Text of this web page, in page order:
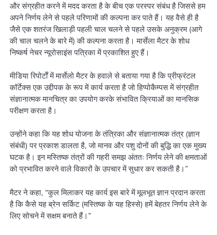
और संग्रहीत करने में मदद करता है के बीच एक परस्पर संबंध है जिससे हम
अपने निर्णय लेने से पहले परिणामों की कल्पना कर पाते हैं। यह वैसे ही है
जैसे एक शतरंज खिलाड़ी पहली चाल चलने से पहले उसके अनुक्रम (आगे
की चाल चलने के बारे में) की कल्पना करता है। मार्सेला मैटर के शोध
निष्कर्ष नेचर न्यूरोसाइंस पत्रिका में प्रकाशित हुए हैं।
मीडिया रिपोर्टों में मार्सेलो मैटर के हवाले से बताया गया है कि प्रीफ्रंटल
कॉर्टेक्स एक उद्दीपक के रूप में कार्य करता है जो हिप्पोकैम्पस में संग्रहीत
संज्ञानात्मक मानचित्र का उपयोग करके संभावित क्रियाओं का मानसिक
परीक्षण करता है।
उन्होंने कहा कि यह शोध योजना के तंत्रिका और संज्ञानात्मक तंत्र (ज्ञान
संबंधी) पर प्रकाश डालता है, जो मानव और पशु दोनों की बुद्धि का एक मुख्य
घटक है। इन मस्तिष्क तंत्रों की गहरी समझ अंततः निर्णय लेने की क्षमताओं
को प्रभावित करने वाले विकारों के उपचार में सुधार कर सकती है।”
मैटर ने कहा, “कुल मिलाकर यह कार्य इस बारे में मूलभूत ज्ञान प्रदान करता
है कि कैसे यह ब्रेन सर्किट (मस्तिष्क के यह हिस्से) हमें बेहतर निर्णय लेने के
लिए सोचने में सक्षम बनाते हैं।”